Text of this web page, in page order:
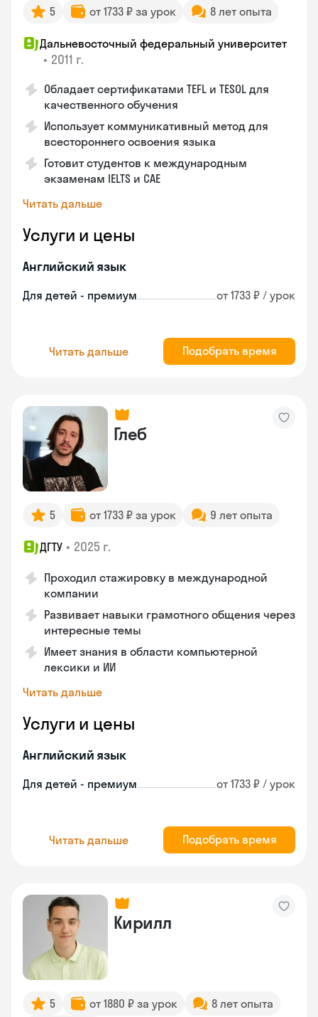
5 от 1733 ₽ за урок 8 лет опыта
Дальневосточный федеральный университет
• 2011 г.
Обладает сертификатами TEFL и TESOL для
качественного обучения
Использует коммуникативный метод для
всестороннего освоения языка
Готовит студентов к международным
экзаменам IELTS и CAE
Читать дальше
Услуги и цены
Английский язык
Для детей - премиум от 1733 ₽ / урок
Читать дальше Подобрать время
Глеб
5 от 1733 ₽ за урок 9 лет опыта
ДГТУ • 2025 г.
Проходил стажировку в международной
компании
Развивает навыки грамотного общения через
интересные темы
Имеет знания в области компьютерной
лексики и ИИ
Читать дальше
Услуги и цены
Английский язык
Для детей - премиум от 1733 ₽ / урок
Читать дальше Подобрать время
Кирилл
5 от 1880 ₽ за урок
8 лет опыта